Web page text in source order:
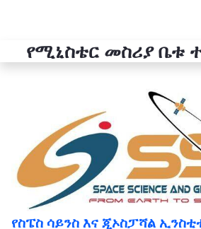
የሚኒስቴር መስሪያ ቤቱ
የስፔስ ሳይንስ እና ጂኦስፓሻል